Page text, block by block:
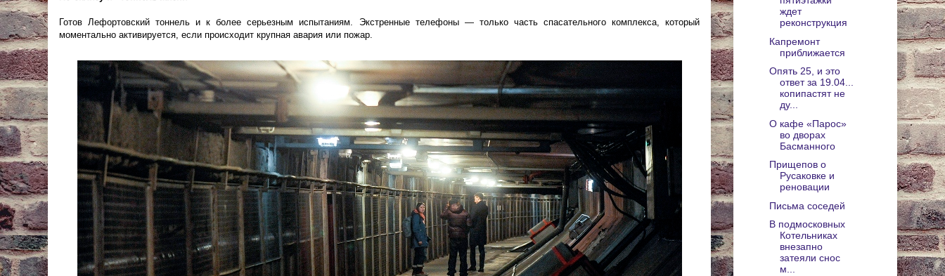
Готов Лефортовский тоннель и к более серьезным испытаниям. Экстренные телефоны — только часть спасательного комплекса, который
моментально активируется, если происходит крупная авария или пожар.
ждет
реконструкция
Капремонт
приближается
Опять 25, и это
ответ за 19.04...
копипастят не
ду...
О кафе «Парос»
во дворах
Басманного
Прищепов о
Русаковке и
реновации
Письма соседей
В подмосковных
Котельниках
внезапно
затеяли снос
м...